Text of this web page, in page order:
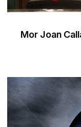
Mor Joan